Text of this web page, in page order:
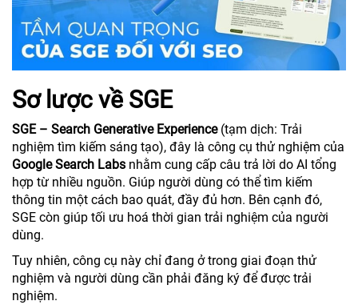
Sơ lược về SGE
SGE – Search Generative Experience(tạm dịch: Trải
nghiệm tìm kiếm sáng tạo), đây là công cụ thử nghiệm của
Google Search Labs nhằm cung cấp câu trả lời do AI tổng
hợp từ nhiều nguồn. Giúp người dùng có thể tìm kiếm
thông tin một cách bao quát, đầy đủ hơn. Bên cạnh đó,
SGE còn giúp tối ưu hoá thời gian trải nghiệm của người
dùng.
Tuy nhiên, công cụ này chỉ đang ở trong giai đoạn thử
nghiệm và người dùng cần phải đăng ký để được trải
nghiệm.